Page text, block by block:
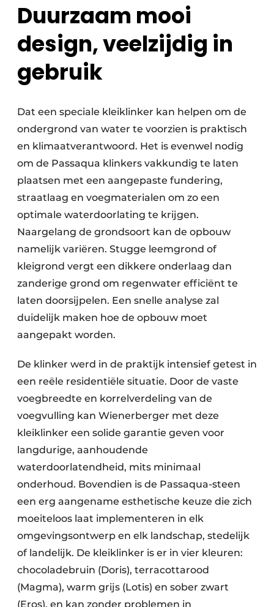
Duurzaam mooi
design, veelzijdig in
gebruik
Dat een speciale kleiklinker kan helpen om de
ondergrond van water te voorzien is praktisch
en klimaatverantwoord. Het is evenwel nodig
om de Passaqua klinkers vakkundig te laten
plaatsen met een aangepaste fundering,
straatlaag en voegmaterialen om zo een
optimale waterdoorlating te krijgen.
Naargelang de grondsoort kan de opbouw
namelijk variëren. Stugge leemgrond of
kleigrond vergt een dikkere onderlaag dan
zanderige grond om regenwater efficiënt te
laten doorsijpelen. Een snelle analyse zal
duidelijk maken hoe de opbouw moet
aangepakt worden.
De klinker werd in de praktijk intensief getest in
een reële residentiële situatie. Door de vaste
voegbreedte en korrelverdeling van de
voegvulling kan Wienerberger met deze
kleiklinker een solide garantie geven voor
langdurige, aanhoudende
waterdoorlatendheid, mits minimaal
onderhoud. Bovendien is de Passaqua-steen
een erg aangename esthetische keuze die zich
moeiteloos laat implementeren in elk
omgevingsontwerp en elk landschap, stedelijk
of landelijk. De kleiklinker is er in vier kleuren:
chocoladebruin (Doris), terracottarood
(Magma), warm grijs (Lotis) en sober zwart
(Eros), en kan zonder problemen in